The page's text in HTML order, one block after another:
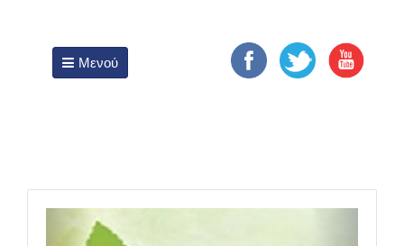
Μενού